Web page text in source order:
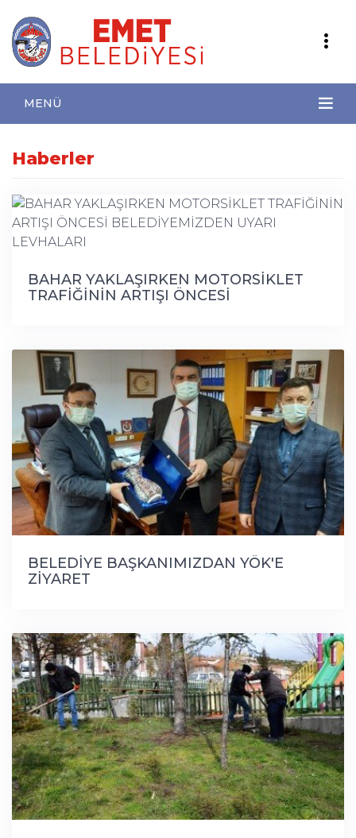
MENÜ
Haberler
BAHAR YAKLAŞIRKEN MOTORSİKLET
TRAFİĞİNİN ARTIŞI ÖNCESİ
BELEDİYE BAŞKANIMIZDAN YÖK'E
ZİYARET